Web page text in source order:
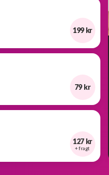
199 kr
79 kr
127 kr
+ fragt